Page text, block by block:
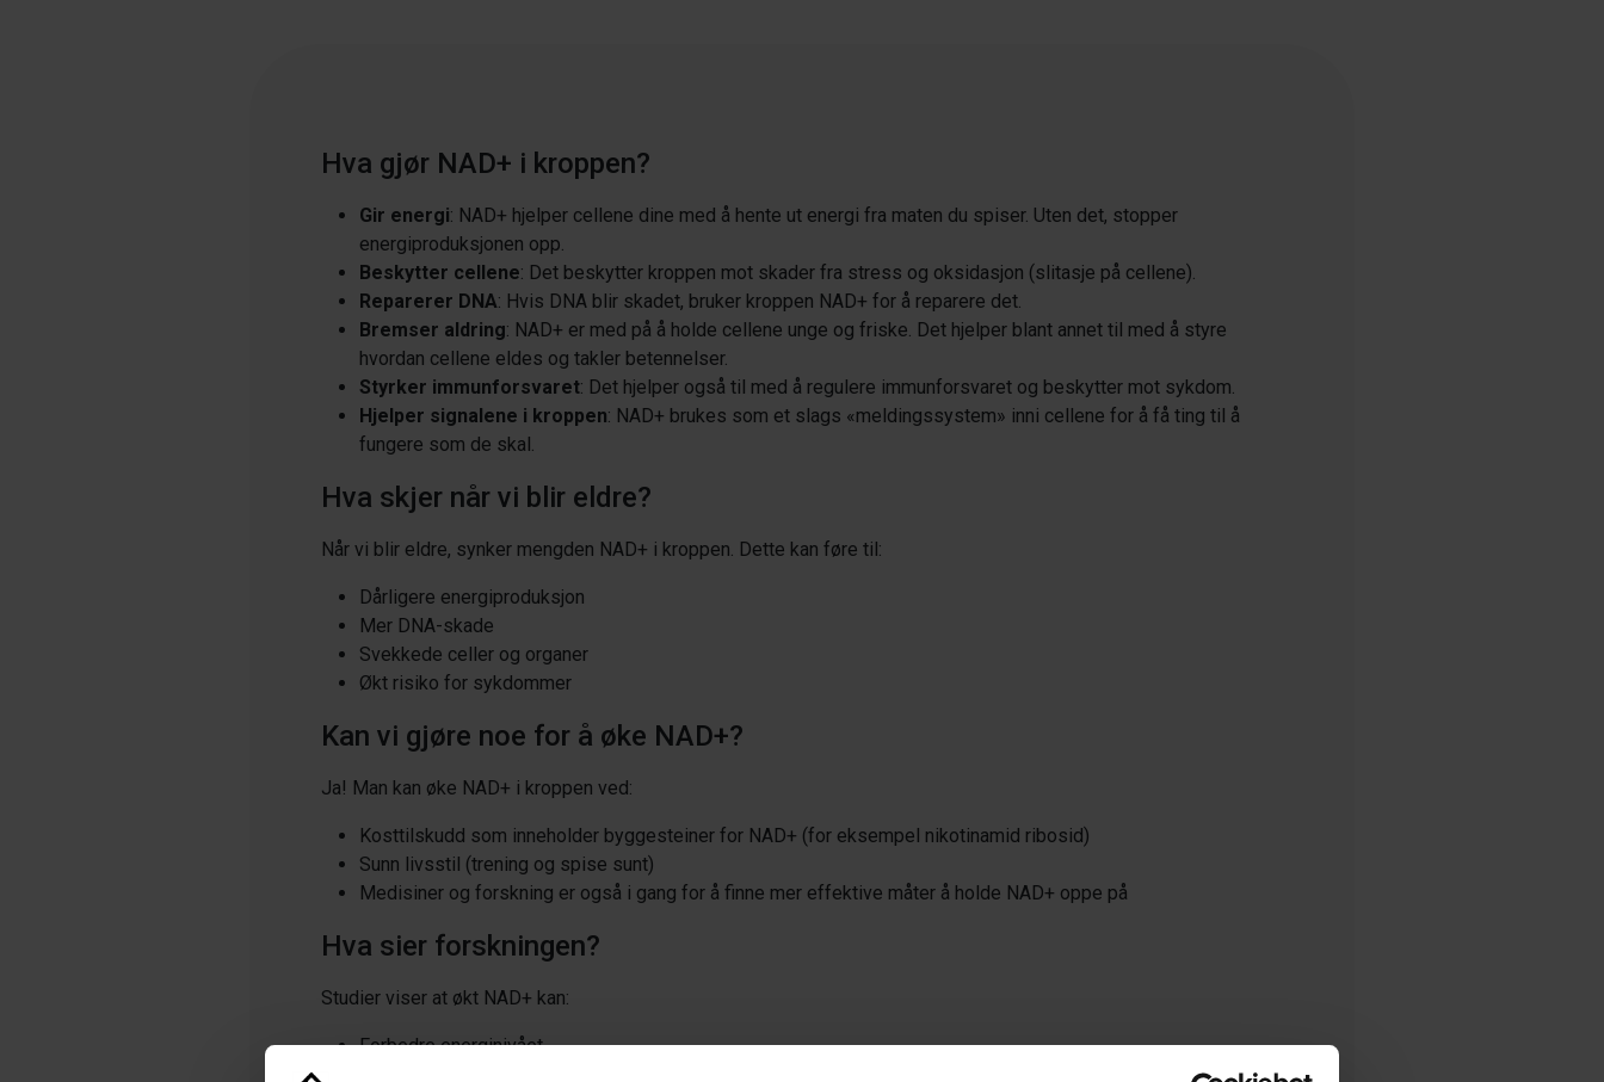
Hva gjør NAD+ i kroppen?
Gir energi: NAD+ hjelper cellene dine med å hente ut energi fra maten du spiser. Uten det, stopper
energiproduksjonen opp.
Beskytter cellene: Det beskytter kroppen mot skader fra stress og oksidasjon (slitasje på cellene).
Reparerer DNA: Hvis DNA blir skadet, bruker kroppen NAD+ for å reparere det.
Bremser aldring: NAD+ er med på å holde cellene unge og friske. Det hjelper blant annet til med å styre
hvordan cellene eldes og takler betennelser.
Styrker immunforsvaret: Det hjelper også til med å regulere immunforsvaret og beskytter mot sykdom.
Hjelper signalene i kroppen: NAD+ brukes som et slags «meldingssystem» inni cellene for å få ting til å
fungere som de skal.
Hva skjer når vi blir eldre?
Når vi blir eldre, synker mengden NAD+ i kroppen. Dette kan føre til:
Dårligere energiproduksjon
Mer DNA-skade
Svekkede celler og organer
Økt risiko for sykdommer
Kan vi gjøre noe for å øke NAD+?
Ja! Man kan øke NAD+ i kroppen ved:
Kosttilskudd som inneholder byggesteiner for NAD+ (for eksempel nikotinamid ribosid)
Sunn livsstil (trening og spise sunt)
Medisiner og forskning er også i gang for å finne mer effektive måter å holde NAD+ oppe på
Hva sier forskningen?
Studier viser at økt NAD+ kan:
Forbedre energinivået